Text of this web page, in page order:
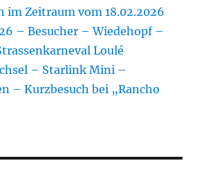
im Zeitraum vom 18.02.2026
– Besucher – Wiedehopf –
Loulé
– Starlink Mini –
– Kurzbesuch bei „Rancho